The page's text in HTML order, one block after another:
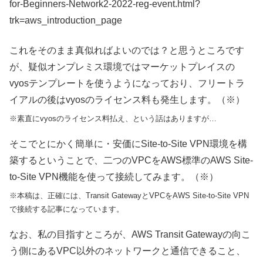
for-Beginners-Network2-2022-reg-event.html?
trk=aws_introduction_page
これをそのまま真似ればよいのでは？と思うところです
が、疑似オンプレミス環境ではマーケットプレイスの
vyosテンプレートを使うようになっており、フリートラ
イアルの後はvyosのライセンス料も発生します。（※）
※素直にvyosのライセンス料払え、という話はありますが…
そこでとにかく簡単に・安価にSite-to-Site VPN環境を構
築するということで、二つのVPCをAWS標準のAWS Site-
to-Site VPN機能を使って接続してみます。（※）
※本稿は、正確には、Transit GatewayとVPCをAWS Site-to-Site VPN
で接続する記事になっています。
なお、私の目指すところが、AWS Transit Gatewayの向こ
う側にあるVPC以外のネットワークと通信できること、